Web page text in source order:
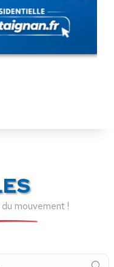
mouvement !